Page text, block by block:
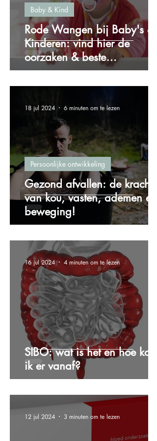
Rode Wangen bij Baby's &
Kinderen: vind hier de
oorzaken & beste
oplossingen!
Baby & Kind
Gezond afvallen: de kracht
van kou, vasten, ademen en
beweging!
Persoonlijke ontwikkeling
18 jul 2024 6 minuten om te lezen
SIBO: wat is het en hoe kom
ik er vanaf?
16 jul 2024 4 minuten om te lezen
12 jul 2024 3 minuten om te lezen